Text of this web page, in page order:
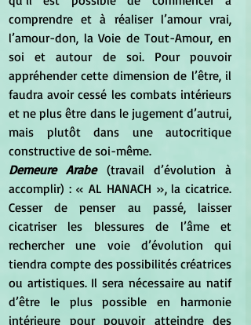
comprendre et à réaliser l’amour vrai,
l’amour-don, la Voie de Tout-Amour, en
soi et autour de soi. Pour pouvoir
appréhender cette dimension de l’être, il
faudra avoir cessé les combats intérieurs
et ne plus être dans le jugement d’autrui,
mais plutôt dans une autocritique
constructive de soi-même.
Demeure Arabe (travail d’évolution à
accomplir) : « AL HANACH », la cicatrice.
Cesser de penser au passé, laisser
cicatriser les blessures de l’âme et
rechercher une voie d’évolution qui
tiendra compte des possibilités créatrices
ou artistiques. Il sera nécessaire au natif
d’être le plus possible en harmonie
intérieure pour pouvoir atteindre des